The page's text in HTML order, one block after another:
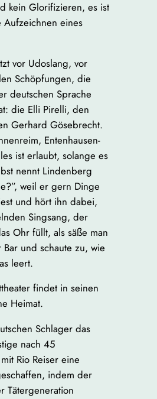
kein Glorifizieren, es ist
Aufzeichnen eines
vor Udoslang, vor
Schöpfungen, die
deutschen Sprache
die Elli Pirelli, den
Gerhard Gösebrecht.
Entenhausen-
ist erlaubt, solange es
nennt Lindenberg
weil er gern Dinge
und hört ihn dabei,
Singsang, der
Ohr füllt, als säße man
und schaute zu, wie
leert.
findet in seinen
Heimat.
Schlager das
nach 45
Rio Reiser eine
indem der
Tätergeneration